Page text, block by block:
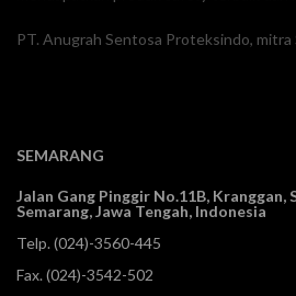
PT. Anugrah Sentosa Proteksindo, mitra
SEMARANG
Jalan Gang Pinggir No.11B, Kranggan,
Semarang, Jawa Tengah, Indonesia
Telp. (024)-3560-445
Fax. (024)-3542-502